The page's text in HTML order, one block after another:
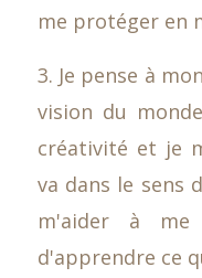
me protéger en
3. Je pense à
vision du
créativité et je
va dans le sens
m'aider à me
d'apprendre ce